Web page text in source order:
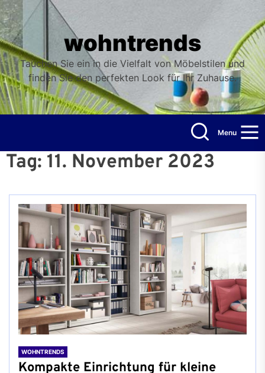
Skip
to
the
content
wohntrends
Tauchen Sie ein in die Vielfalt von Möbelstilen und
finden Sie den perfekten Look für Ihr Zuhause.
Menu
Tag: 11. November 2023
WOHNTRENDS
Kompakte Einrichtung für kleine